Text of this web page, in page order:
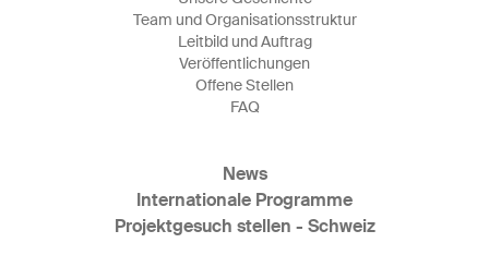
Team und Organisationsstruktur
Leitbild und Auftrag
Veröffentlichungen
Offene Stellen
FAQ
News
Internationale Programme
Projektgesuch stellen - Schweiz